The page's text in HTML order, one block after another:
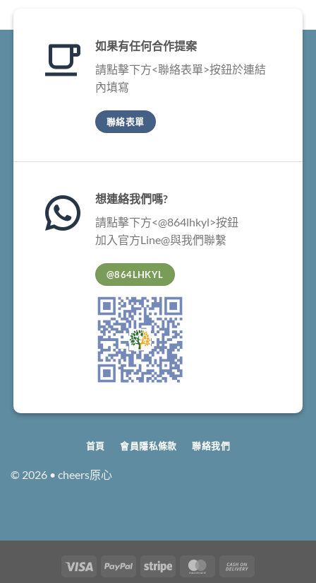
如果有任何合作提案
請點擊下方<聯絡表單>按鈕於連結
內填寫
聯絡表單
想連絡我們嗎?
請點擊下方<@864lhkyl>按鈕
加入官方Line@與我們聯繫
@864LHKYL
© 2026 • cheers原心
首頁 會員隱私條款 聯絡我們